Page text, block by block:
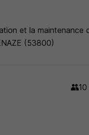
et la maintenance
(53800)